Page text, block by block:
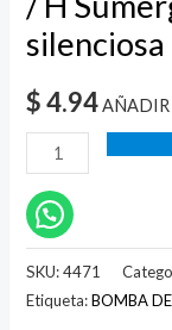
silenciosa
$4.94 AÑADIR
SKU:4471
Etiqueta:BOMBA